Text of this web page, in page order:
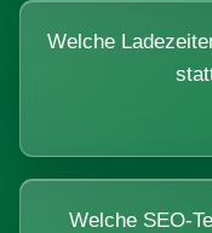
Welche
Welche SEO-